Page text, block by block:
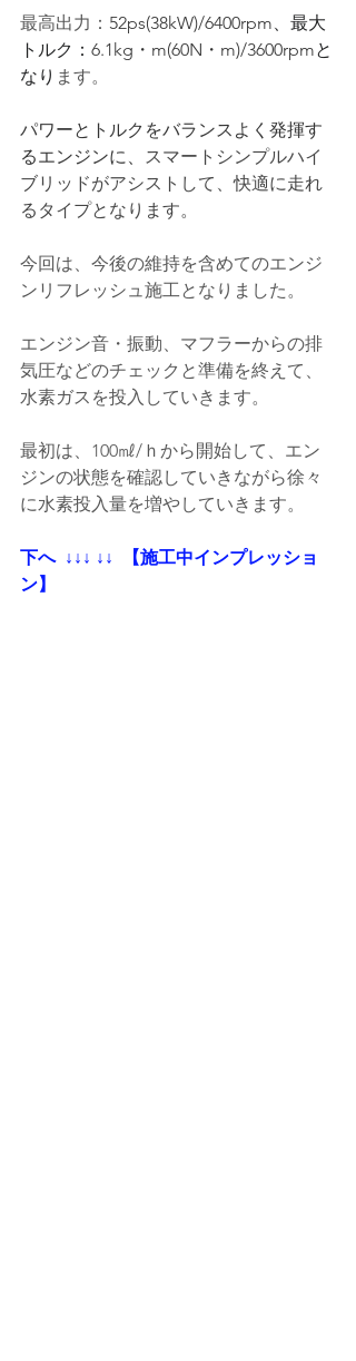
最高出力： 52ps(38kW)/6400rpm、最大
トルク： 6.1kg・m(60N・m)/3600rpmと
なり ます。
パワーとトルクをバランスよく発揮す
るエンジンに、 スマートシンプルハイ
ブリッドがアシストして、快適に走れ
るタイプとなります。
今回は、今後の維持を含めてのエンジ
ンリフレッシュ施工となりました。
エンジン音・振動、マフラーからの排
気圧などのチェックと準備を終えて、
水素ガスを投入していきます。
最初は、100㎖/ｈから開始して、エン
ジンの状態を確認していきながら徐々
に水素投入量を増やしていきます。
下へ  ↓↓↓ ↓↓  【施工中インプレッショ
ン】